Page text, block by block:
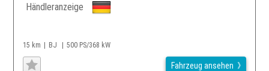
Händleranzeige
15 km BJ 500 PS/368 kW
Fahrzeug ansehen